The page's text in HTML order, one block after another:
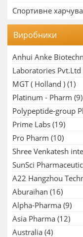
Спортивне
Виробники
Anhui Anke
Laboratories Pvt.Ltd
MGT ( Holland ) (1)
Platinum - Pharm (9)
Polypeptide-group
Prime Labs (19)
Pro Pharm (10)
Shree Venkatesh
SunSci
A22 Hangzhou
Aburaihan (16)
Alpha-Pharma (9)
Asia Pharma (12)
Australia (4)